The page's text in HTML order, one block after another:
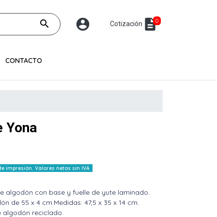
search account_circle Cotización description0
CONTACTO
Yona
impresión. Valores netos sin IVA
algodón con base y fuelle de yute laminado.
de 55 x 4 cm.Medidas: 47,5 x 35 x 14 cm.
algodón reciclado.